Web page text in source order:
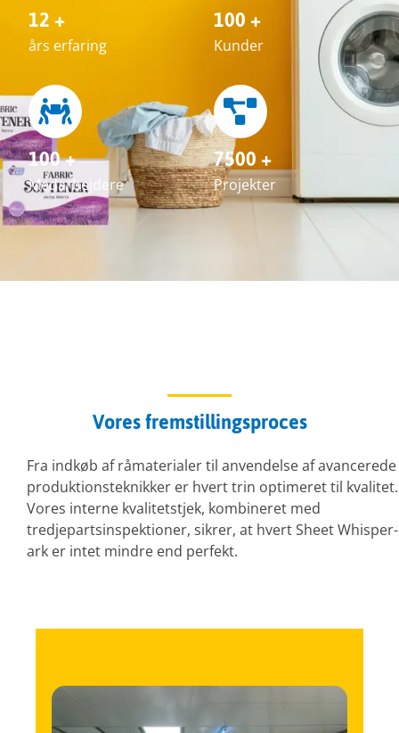
12 +
års erfaring
100 +
Kunder
100 +
Medarbejdere
7500 +
Projekter
Vores fremstillingsproces
Fra indkøb af råmaterialer til anvendelse af avancerede
produktionsteknikker er hvert trin optimeret til kvalitet.
Vores interne kvalitetstjek, kombineret med
tredjepartsinspektioner, sikrer, at hvert Sheet Whisper-
ark er intet mindre end perfekt.